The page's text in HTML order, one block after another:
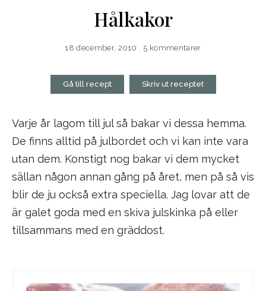
Hålkakor
18 december, 2010 5 kommentarer
Gå till recept Skriv ut receptet
Varje år lagom till jul så bakar vi dessa hemma.
De finns alltid på julbordet och vi kan inte vara
utan dem. Konstigt nog bakar vi dem mycket
sällan någon annan gång på året, men på så vis
blir de ju också extra speciella. Jag lovar att de
är galet goda med en skiva julskinka på eller
tillsammans med en gräddost.